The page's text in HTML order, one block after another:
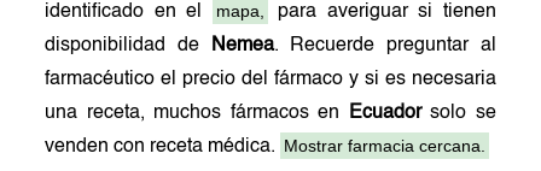
identificado en el
mapa,
para averiguar si tienen
disponibilidad de
Nemea. Recuerde preguntar al
farmacéutico el precio del fármaco y si es necesaria
una receta, muchos fármacos en
Ecuadorsolo se
venden con receta médica. Mostrar farmacia cercana.